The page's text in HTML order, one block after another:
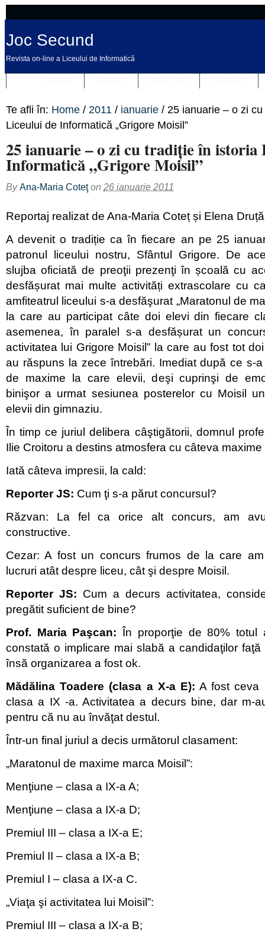
Joc Secund
Revista on-line a Liceului de Informatică
Te afli în: Home / 2011 / ianuarie / 25 ianuarie – o zi
Liceului de Informatică „Grigore Moisil”
25 ianuarie – o zi cu tradiție în istoria
Informatică „Grigore Moisil”
By Ana-Maria Coteţon 26 ianuarie 2011
Reportaj realizat de Ana-Maria Coteț și Elena Druță
A devenit o tradiție ca în fiecare an pe 25
patronul liceului nostru, Sfântul Grigore. De
slujba oficiată de preoţii prezenţi în școală cu
desfășurat mai multe activități extrascolare cu
amfiteatrul liceului s-a desfăşurat „Maratonul de
la care au participat câte doi elevi din fiecare
asemenea, în paralel s-a desfășurat un
activitatea lui Grigore Moisil” la care au fost tot
au răspuns la zece întrebări. Imediat după ce s-
de maxime la care elevii, deşi cuprinşi de
binişor a urmat sesiunea posterelor cu Moisil
elevii din gimnaziu.
În timp ce juriul delibera câştigătorii, domnul
Ilie Croitoru a destins atmosfera cu câteva
Iată câteva impresii, la cald:
Reporter JS: Cum ţi s-a părut concursul?
Răzvan: La fel ca orice alt concurs, am
constructive.
Cezar: A fost un concurs frumos de la care
lucruri atât despre liceu, cât şi despre Moisil.
Reporter JS: Cum a decurs activitatea,
pregătit suficient de bine?
Prof. Maria Paşcan: În proporţie de 80% totul
constată o implicare mai slabă a candidaţilor
însă organizarea a fost ok.
Mădălina Toadere (clasa a X-a E): A fost ceva
clasa a IX -a. Activitatea a decurs bine, dar m-
pentru că nu au învăţat destul.
Într-un final juriul a decis următorul clasament:
„Maratonul de maxime marca Moisil”:
Menţiune – clasa a IX-a A;
Menţiune – clasa a IX-a D;
Premiul III – clasa a IX-a E;
Premiul II – clasa a IX-a B;
Premiul I – clasa a IX-a C.
„Viaţa şi activitatea lui Moisil”:
Premiul III – clasa a IX-a B;